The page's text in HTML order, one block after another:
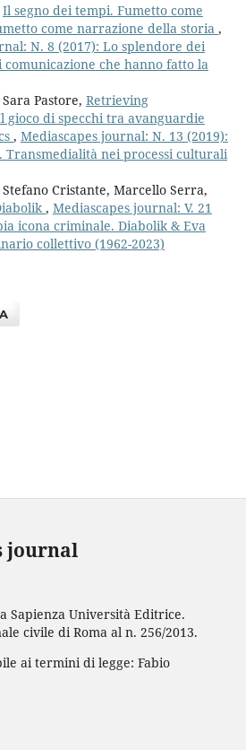
Il segno dei tempi. Fumetto come
come narrazione della storia ,
N. 8 (2017): Lo splendore dei
che hanno fatto la
Pastore, Retrieving
gioco di specchi tra avanguardie
, Mediascapes journal: N. 13 (2019):
Transmedialità nei processi culturali
Cristante, Marcello Serra,
, Mediascapes journal: V. 21
icona criminale. Diabolik & Eva
collettivo (1962-2023)
journal
Sapienza Università Editrice.
civile di Roma al n. 256/2013.
ai termini di legge: Fabio